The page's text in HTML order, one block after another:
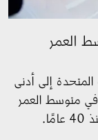
العمر
إلى أدنى
في متوسط العمر